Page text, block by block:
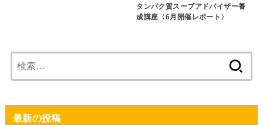
タンパク質スープアドバイザー養
成講座〈6月開催レポート〉
索:
最新の投稿